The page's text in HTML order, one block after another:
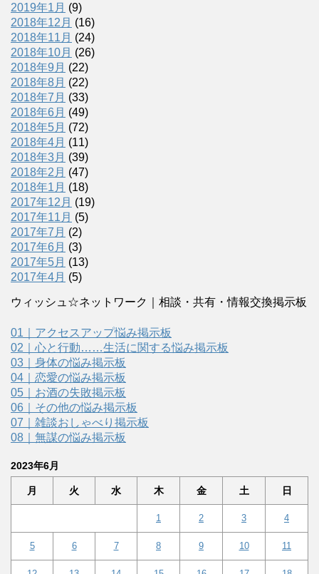
2019年1月 (9)
2018年12月 (16)
2018年11月 (24)
2018年10月 (26)
2018年9月 (22)
2018年8月 (22)
2018年7月 (33)
2018年6月 (49)
2018年5月 (72)
2018年4月 (11)
2018年3月 (39)
2018年2月 (47)
2018年1月 (18)
2017年12月 (19)
2017年11月 (5)
2017年7月 (2)
2017年6月 (3)
2017年5月 (13)
2017年4月 (5)
ウィッシュ☆ネットワーク｜相談・共有・情報交換掲示板
01｜アクセスアップ悩み掲示板
02｜心と行動……生活に関する悩み掲示板
03｜身体の悩み掲示板
04｜恋愛の悩み掲示板
05｜お酒の失敗掲示板
06｜その他の悩み掲示板
07｜雑談おしゃべり掲示板
08｜無謀の悩み掲示板
2023年6月
月 火 水 木 金 土 日
1 2 3 4
5 6 7 8 9 10 11